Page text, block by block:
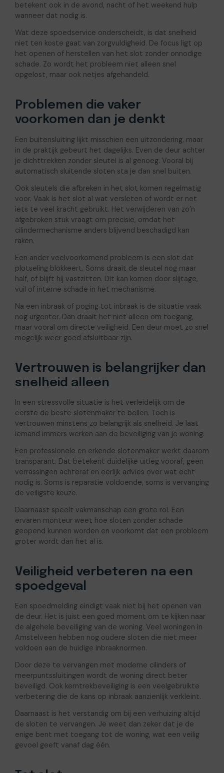
betekent ook in de avond, nacht of het weekend hulp
wanneer dat nodig is.
Wat deze spoedservice onderscheidt, is dat snelheid
niet ten koste gaat van zorgvuldigheid. De focus ligt op
het openen of herstellen van het slot zonder onnodige
schade. Zo wordt het probleem niet alleen snel
opgelost, maar ook netjes afgehandeld.
Problemen die vaker
voorkomen dan je denkt
Een buitensluiting lijkt misschien een uitzondering, maar
in de praktijk gebeurt het dagelijks. Even de deur achter
je dichttrekken zonder sleutel is al genoeg. Vooral bij
automatisch sluitende sloten sta je dan snel buiten.
Ook sleutels die afbreken in het slot komen regelmatig
voor. Vaak is het slot al wat versleten of wordt er net
iets te veel kracht gebruikt. Het verwijderen van zo’n
afgebroken stuk vraagt om precisie, omdat het
cilindermechanisme anders blijvend beschadigd kan
raken.
Een ander veelvoorkomend probleem is een slot dat
plotseling blokkeert. Soms draait de sleutel nog maar
half, of blijft hij vastzitten. Dit kan komen door slijtage,
vuil of interne schade in het mechanisme.
Na een inbraak of poging tot inbraak is de situatie vaak
nog urgenter. Dan draait het niet alleen om toegang,
maar vooral om directe veiligheid. Een deur moet zo snel
mogelijk weer goed afsluitbaar zijn.
Vertrouwen is belangrijker dan
snelheid alleen
In een stressvolle situatie is het verleidelijk om de
eerste de beste slotenmaker te bellen. Toch is
vertrouwen minstens zo belangrijk als snelheid. Je laat
iemand immers werken aan de beveiliging van je woning.
Een professionele en erkende slotenmaker werkt daarom
transparant. Dat betekent duidelijke uitleg vooraf, geen
verrassingen achteraf en eerlijk advies over wat echt
nodig is. Soms is reparatie voldoende, soms is vervanging
de veiligste keuze.
Daarnaast speelt vakmanschap een grote rol. Een
ervaren monteur weet hoe sloten zonder schade
geopend kunnen worden en voorkomt dat een probleem
groter wordt dan het al is.
Veiligheid verbeteren na een
spoedgeval
Een spoedmelding eindigt vaak niet bij het openen van
de deur. Het is juist een goed moment om te kijken naar
de algehele beveiliging van de woning. Veel woningen in
Amstelveen hebben nog oudere sloten die niet meer
voldoen aan de huidige inbraaknormen.
Door deze te vervangen met moderne cilinders of
meerpuntssluitingen wordt de woning direct beter
beveiligd. Ook kerntrekbeveiliging is een veelgebruikte
verbetering die de kans op inbraak aanzienlijk verkleint.
Daarnaast is het verstandig om bij een verhuizing altijd
de sloten te vervangen. Je weet dan zeker dat je de
enige bent met toegang tot de woning, wat een veilig
gevoel geeft vanaf dag één.